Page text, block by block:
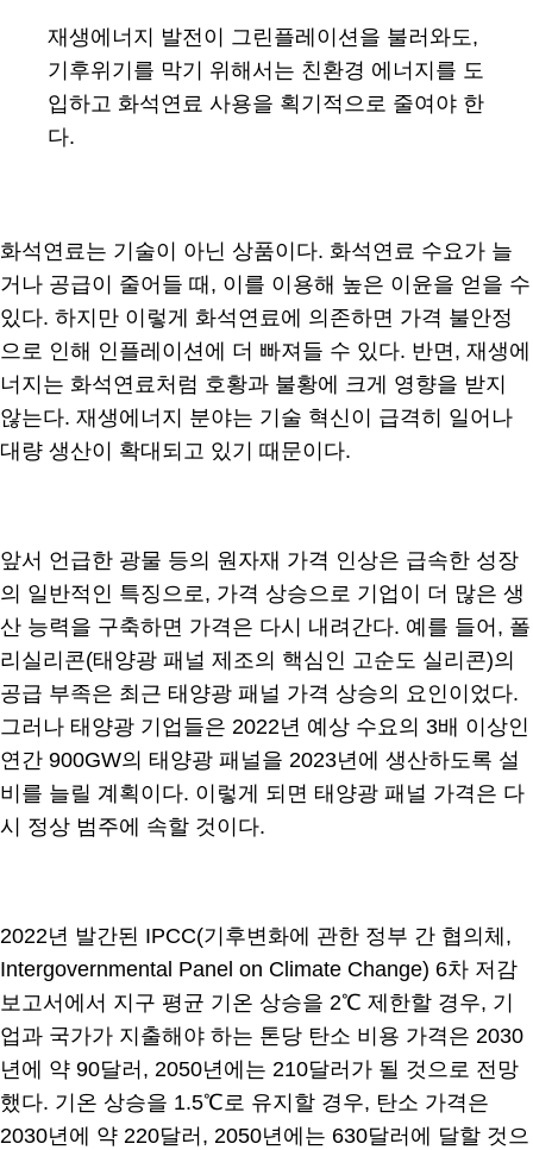
재생에너지 발전이 그린플레이션을 불러와도,
기후위기를 막기 위해서는 친환경 에너지를 도
입하고 화석연료 사용을 획기적으로 줄여야 한
다.
화석연료는 기술이 아닌 상품이다. 화석연료 수요가 늘
거나 공급이 줄어들 때, 이를 이용해 높은 이윤을 얻을 수
있다. 하지만 이렇게 화석연료에 의존하면 가격 불안정
으로 인해 인플레이션에 더 빠져들 수 있다. 반면, 재생에
너지는 화석연료처럼 호황과 불황에 크게 영향을 받지
않는다. 재생에너지 분야는 기술 혁신이 급격히 일어나
대량 생산이 확대되고 있기 때문이다.
앞서 언급한 광물 등의 원자재 가격 인상은 급속한 성장
의 일반적인 특징으로, 가격 상승으로 기업이 더 많은 생
산 능력을 구축하면 가격은 다시 내려간다. 예를 들어, 폴
리실리콘(태양광 패널 제조의 핵심인 고순도 실리콘)의
공급 부족은 최근 태양광 패널 가격 상승의 요인이었다.
그러나 태양광 기업들은 2022년 예상 수요의 3배 이상인
연간 900GW의 태양광 패널을 2023년에 생산하도록 설
비를 늘릴 계획이다. 이렇게 되면 태양광 패널 가격은 다
시 정상 범주에 속할 것이다.
2022년 발간된 IPCC(기후변화에 관한 정부 간 협의체,
Intergovernmental Panel on Climate Change) 6차 저감
보고서에서 지구 평균 기온 상승을 2℃ 제한할 경우, 기
업과 국가가 지출해야 하는 톤당 탄소 비용 가격은 2030
년에 약 90달러, 2050년에는 210달러가 될 것으로 전망
했다. 기온 상승을 1.5℃로 유지할 경우, 탄소 가격은
2030년에 약 220달러, 2050년에는 630달러에 달할 것으